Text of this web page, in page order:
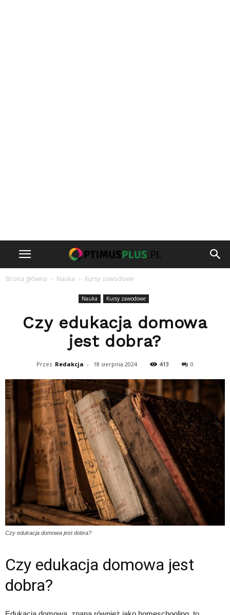
Strona główna Nauka Kursy zawodowe
Nauka Kursy zawodowe
Czy edukacja domowa
jest dobra?
Przez Redakcja - 18 sierpnia 2024 413 0
Czy edukacja domowa jest dobra?
Czy edukacja domowa jest
dobra?